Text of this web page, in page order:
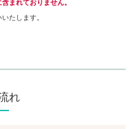
まれておりません。
たします。
れ